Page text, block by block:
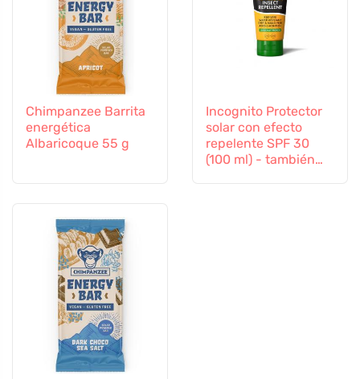
Chimpanzee Barrita
energética
Albaricoque 55 g
Incognito Protector
solar con efecto
repelente SPF 30
(100 ml) - también